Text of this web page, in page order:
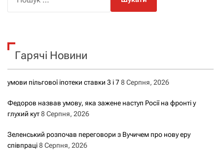
к
Гарячі Новини
умови пільгової іпотеки ставки 3 і 78 Серпня, 2026
Федоров назвав умову, яка зажене наступ Росії на фронті у
глухий кут8 Серпня, 2026
Зеленський розпочав переговори з Вучичем про нову еру
співпраці8 Серпня, 2026